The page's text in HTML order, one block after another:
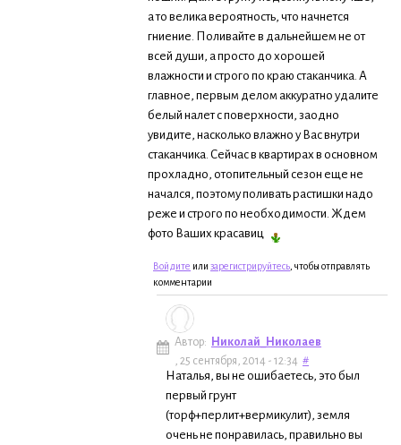
а то велика вероятность, что начнется
гниение. Поливайте в дальнейшем не от
всей души, а просто до хорошей
влажности и строго по краю стаканчика. А
главное, первым делом аккуратно удалите
белый налет с поверхности, заодно
увидите, насколько влажно у Вас внутри
стаканчика. Сейчас в квартирах в основном
прохладно, отопительный сезон еще не
начался, поэтому поливать растишки надо
реже и строго по необходимости. Ждем
фото Ваших красавиц
Войдите или зарегистрируйтесь , чтобы отправлять
комментарии
Автор: Николай_Николаев
, 25 сентября, 2014 - 12:34 #
Наталья, вы не ошибаетесь, это был
первый грунт
(торф+перлит+вермикулит), земля
очень не понравилась, правильно вы